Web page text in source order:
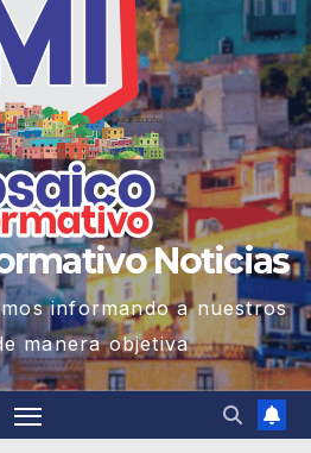
Noticias
informando a nuestros
manera objetiva